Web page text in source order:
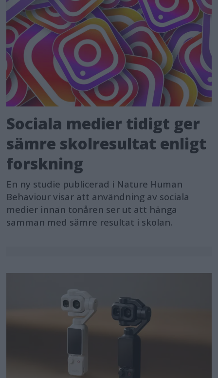
Sociala medier tidigt ger
sämre skolresultat enligt
forskning
En ny studie publicerad i Nature Human
Behaviour visar att användning av sociala
medier innan tonåren ser ut att hänga
samman med sämre resultat i skolan.